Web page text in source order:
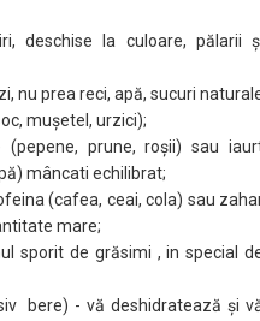
deschise la culoare, pălarii
nu prea reci, apă, sucuri
mușetel, urzici);
prune, roșii) sau
mâncati echilibrat;
(cafea, ceai, cola) sau
mare;
sporit de grăsimi , in special
bere) - vă deshidratează și